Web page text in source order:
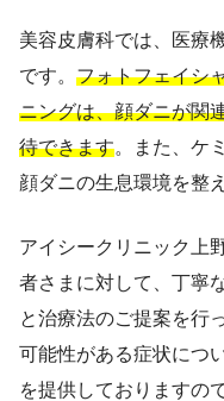
美容皮膚科では、医療
です。 フォトフェイシ
ニングは、顔ダニが関
待できます。また、ケ
顔ダニの生息環境を整
アイシークリニック上
者さまに対して、丁寧
と治療法のご提案を行
可能性がある症状につ
を提供しておりますの